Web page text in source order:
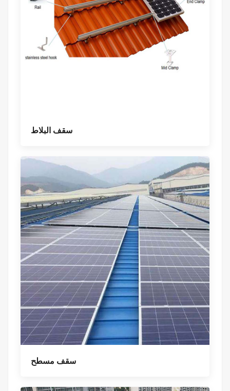
سقف البلاط
سقف مسطح